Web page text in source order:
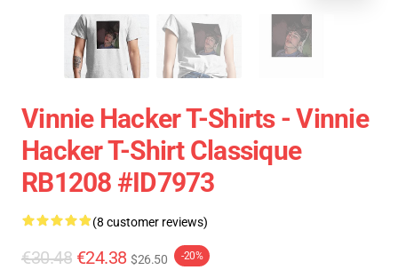
Vinnie Hacker T-Shirts - Vinnie
Hacker T-Shirt Classique
RB1208 #ID7973
(8 customer reviews)
€30.48 €24.38 $26.50 -20%